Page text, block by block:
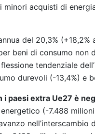
acquisti di
del 20,3%
beni di consumo non
tendenziale
durevoli (-13,4%) e
i paesi extra Ue27 è
(-7.488